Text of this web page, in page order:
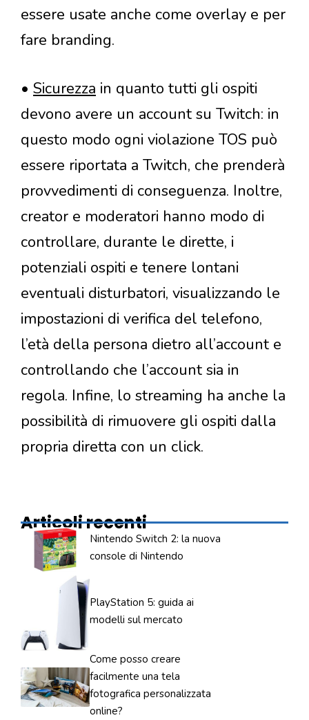
essere usate anche come overlay e per
fare branding.
• Sicurezza in quanto tutti gli ospiti
devono avere un account su Twitch: in
questo modo ogni violazione TOS può
essere riportata a Twitch, che prenderà
provvedimenti di conseguenza. Inoltre,
creator e moderatori hanno modo di
controllare, durante le dirette, i
potenziali ospiti e tenere lontani
eventuali disturbatori, visualizzando le
impostazioni di verifica del telefono,
l’età della persona dietro all’account e
controllando che l’account sia in
regola. Infine, lo streaming ha anche la
possibilità di rimuovere gli ospiti dalla
propria diretta con un click.
Articoli recenti
Nintendo Switch 2: la nuova
console di Nintendo
PlayStation 5: guida ai
modelli sul mercato
Come posso creare
facilmente una tela
fotografica personalizzata
online?